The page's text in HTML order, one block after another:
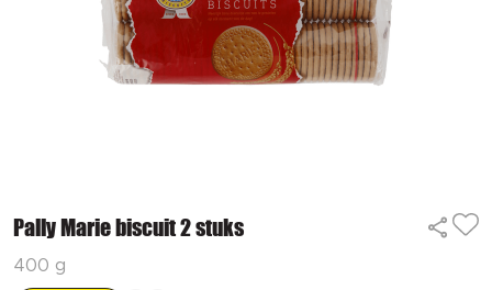
Pally Marie biscuit 2 stuks
400 g